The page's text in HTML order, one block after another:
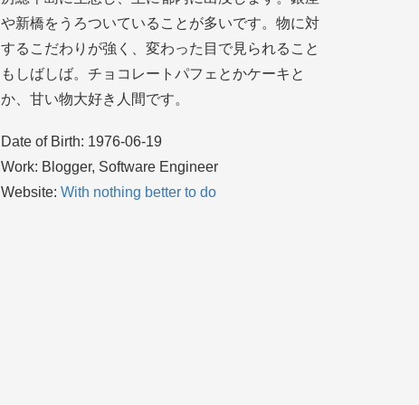
や新橋をうろついていることが多いです。物に対
するこだわりが強く、変わった目で見られること
もしばしば。チョコレートパフェとかケーキと
か、甘い物大好き人間です。
Date of Birth: 1976-06-19
Work: Blogger, Software Engineer
Website: With nothing better to do